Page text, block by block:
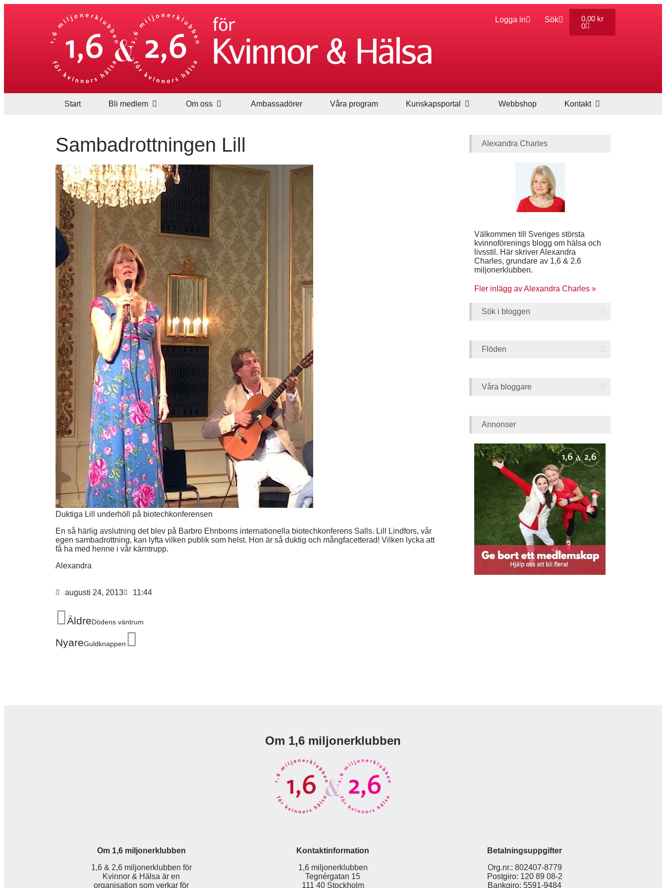
Logga in Sök 0,00 kr
0
Start Bli medlem Om oss Ambassadörer Våra program Kunskapsportal Webbshop Kontakt
Sambadrottningen Lill
Duktiga Lill underhöll på biotechkonferensen
En så härlig avslutning det blev på Barbro Ehnboms internationella biotechkonferens Salls. Lill Lindfors, vår
egen sambadrottning, kan lyfta vilken publik som helst. Hon är så duktig och mångfacetterad! Vilken lycka att
få ha med henne i vår kärntrupp.
Alexandra
augusti 24, 2013 11:44
ÄldreDödens väntrum
NyareGuldknappen
Alexandra Charles
Välkommen till Sveriges största
kvinnoförenings blogg om hälsa och
livsstil. Här skriver Alexandra
Charles, grundare av 1,6 & 2,6
miljonerklubben.
Fler inlägg av Alexandra Charles »
Sök i bloggen
Flöden
Våra bloggare
Annonser
Om 1,6 miljonerklubben
Om 1,6 miljonerklubben
1,6 & 2,6 miljonerklubben för
Kvinnor & Hälsa är en
organisation som verkar för
Kontaktinformation
1,6 miljonerklubben
Tegnérgatan 15
111 40 Stockholm
Betalningsuppgifter
Org.nr.: 802407-8779
Postgiro: 120 89 08-2
Bankgiro: 5591-9484